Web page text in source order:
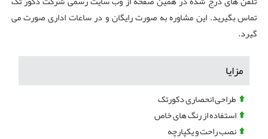
تماس بگیرید. این مشاوره به صورت رایگان و در ساعات اداری صورت می
گیرد.
مزایا
طراحی انحصاری دکورتک
استفاده از رنگ های خاص
نصب راحت و یکپارچه